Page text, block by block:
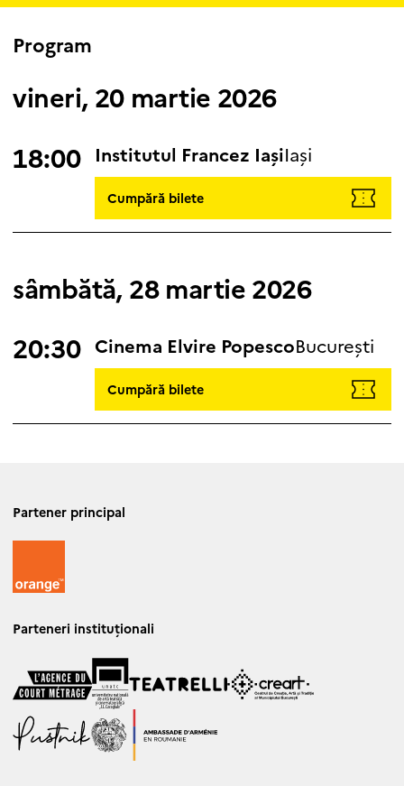
Program
vineri, 20 martie 2026
18:00
Institutul Francez IașiIași
Cumpără bilete
sâmbătă, 28 martie 2026
20:30 Cinema Elvire PopescoBucurești
Cumpără bilete
Partener principal
Parteneri instituționali